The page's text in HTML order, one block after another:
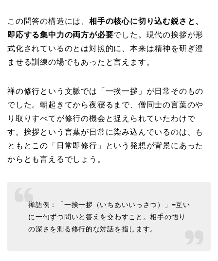
この問答の構造には、 相手の核心に切り込む鋭さと、
即応する集中力の両方が必要でした。現代の挨拶が形
式化されているのとは対照的に、本来は精神を研ぎ澄
ませる訓練の場でもあったと言えます。
禅の修行という文脈では「一挨一拶」が日常そのもの
でした。朝起きてから夜寝るまで、僧同士の言葉のや
り取りすべてが修行の機会と捉えられていたわけで
す。挨拶という言葉が日常に染み込んでいるのは、も
ともとこの「日常即修行」という発想が背景にあった
からとも言えるでしょう。
禅語例：「一挨一拶（いちあいいっさつ）」=互い
に一句ずつ問いと答えを交わすこと。相手の悟り
の深さを測る修行的な対話を指します。